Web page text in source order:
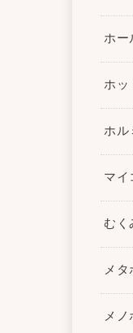
ホー
ホッ
ホル
マイ
むく
メ
メノ